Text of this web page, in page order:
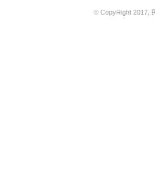
© CopyRight 2017,